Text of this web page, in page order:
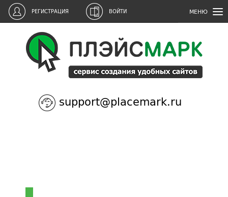
support@placemark.ru
ВОЙТИ
РЕГИСТРАЦИЯ МЕНЮ